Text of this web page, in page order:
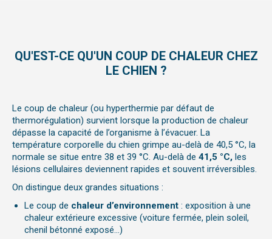
QU'EST-CE QU'UN COUP DE CHALEUR CHEZ
LE CHIEN ?
Le coup de chaleur (ou hyperthermie par défaut de
thermorégulation) survient lorsque la production de chaleur
dépasse la capacité de l’organisme à l’évacuer. La
température corporelle du chien grimpe au-delà de 40,5 °C, la
normale se situe entre 38 et 39 °C. Au-delà de 41,5 °C, les
lésions cellulaires deviennent rapides et souvent irréversibles.
On distingue deux grandes situations :
Le coup de chaleur d’environnement : exposition à une
chaleur extérieure excessive (voiture fermée, plein soleil,
chenil bétonné exposé…)